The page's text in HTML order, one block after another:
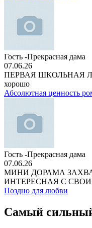
Гость -Прекрасная дама
07.06.26
ПЕРВАЯ ШКОЛЬНАЯ
хорошо
Абсолютная ценность
Гость -Прекрасная дама
07.06.26
МИНИ ДОРАМА
ИНТЕРЕСНАЯ С
Поздно для любви
Самый